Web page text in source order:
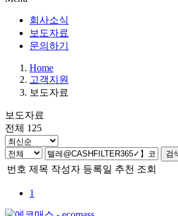
회사소식
보도자료
문의하기
Home
고객지원
보도자료
보도자료
전체 125
검
번호 제목 작성자 등록일 추천 조회
1